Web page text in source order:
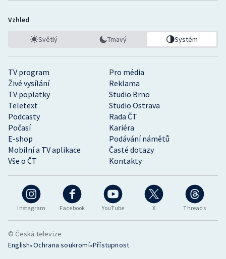
Instagram Facebook YouTube X Threads
TV program
Pro média
Živé vysílání
Reklama
TV poplatky
Studio Brno
Teletext
Studio Ostrava
Podcasty
Rada ČT
Počasí
Kariéra
E-shop
Podávání námětů
Mobilní a TV aplikace
Časté dotazy
Vše o ČT
Kontakty
Vzhled
Světlý Tmavý Systém
© Česká televize
English•Ochrana soukromí•Přístupnost